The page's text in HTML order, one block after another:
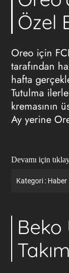
Özel
Oreo için
tarafından
hafta
Tutulma
kremasının
Ay yerine
Devamı için
Kategori : Haber